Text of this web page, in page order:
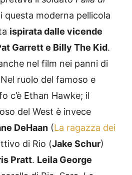
questa moderna pellicola
ispirata dalle vicende
Garrett e Billy The Kid.
nel film nei panni di
ruolo del famoso e
c’è Ethan Hawke; il
del West è invece
DeHaan (La ragazza dei
di Rio (Jake Schur)
Pratt. Leila George